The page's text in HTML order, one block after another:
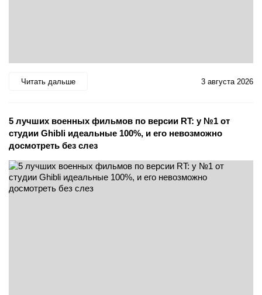
Читать дальше 3 августа 2026
5 лучших военных фильмов по версии RT: у №1 от
студии Ghibli идеальные 100%, и его невозможно
досмотреть без слез